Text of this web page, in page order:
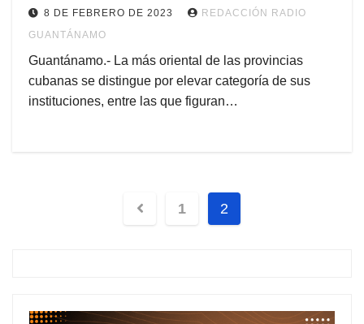
8 DE FEBRERO DE 2023
REDACCIÓN RADIO
GUANTÁNAMO
Guantánamo.- La más oriental de las provincias
cubanas se distingue por elevar categoría de sus
instituciones, entre las que figuran…
1 2